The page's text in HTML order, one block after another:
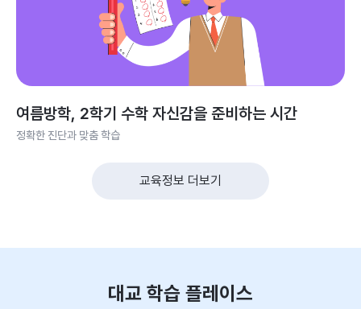
여름방학, 2학기 수학 자신감을 준비하는 시간
정확한 진단과 맞춤 학습
교육정보 더보기
대교 학습 플레이스